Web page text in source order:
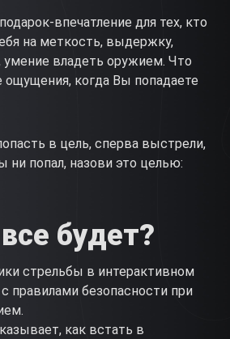
впечатление для тех, кто
на меткость, выдержку,
умение владеть оружием. Что
когда Вы попадаете
в цель, сперва выстрели,
ни попал, назови это целью:
будет?
стрельбы в интерактивном
правилами безопасности при
как встать в